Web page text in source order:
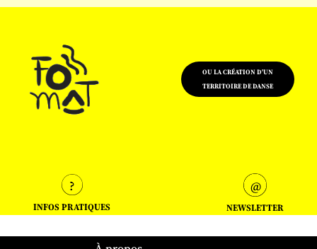
OU LA CRÉATION D'UN
TERRITOIRE DE DANSE
INFOS PRATIQUES NEWSLETTER